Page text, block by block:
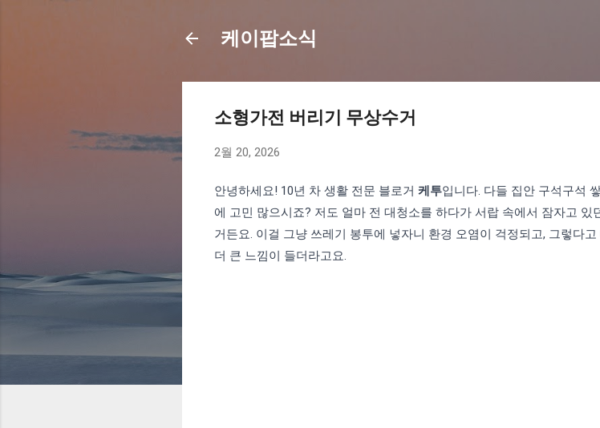
케이팝소식
소형가전 버리기 무상수거
2월 20, 2026
안녕하세요! 10년 차 생활 전문 블로거 케투입니다. 다들 집안 구석구석
에 고민 많으시죠? 저도 얼마 전 대청소를 하다가 서랍 속에서 잠자고
거든요. 이걸 그냥 쓰레기 봉투에 넣자니 환경 오염이 걱정되고, 그렇다
더 큰 느낌이 들더라고요.